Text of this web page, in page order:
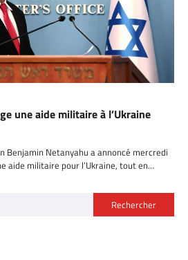
une aide militaire à l’Ukraine
Benjamin Netanyahu a annoncé mercredi
aide militaire pour l’Ukraine, tout en…
Rechercher